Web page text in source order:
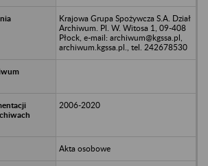
Krajowa Grupa Spożywcza S.A. Dział
Archiwum. Pl. W. Witosa 1, 09-408
Płock, e-mail: archiwum@kgssa.pl,
archiwum.kgssa.pl., tel. 242678530
2006-2020
Akta osobowe